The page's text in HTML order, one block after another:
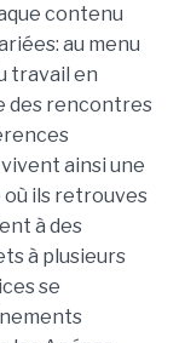
contenu
au menu
travail en
des rencontres
ainsi une
ils retrouves
à des
à plusieurs
se